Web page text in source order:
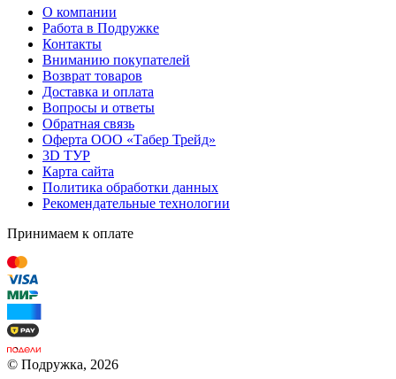
О компании
Работа в Подружке
Контакты
Вниманию покупателей
Возврат товаров
Доставка и оплата
Вопросы и ответы
Обратная связь
Оферта ООО «Табер Трейд»
3D ТУР
Карта сайта
Политика обработки данных
Рекомендательные технологии
Принимаем к оплате
© Подружка, 2026